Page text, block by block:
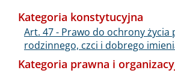
Kategoria konstytucyjna
Art. 47 - Prawo do ochrony życia
rodzinnego, czci i dobrego
Kategoria prawna i